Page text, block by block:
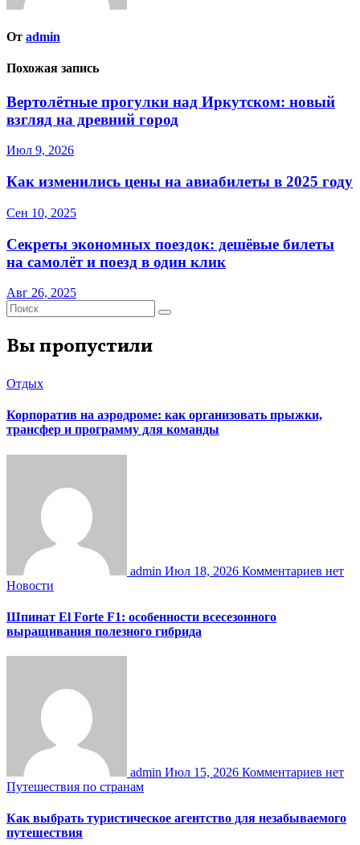
От admin
Похожая запись
Вертолётные прогулки над Иркутском: новый
взгляд на древний город
Июл 9, 2026
Как изменились цены на авиабилеты в 2025 году
Сен 10, 2025
Секреты экономных поездок: дешёвые билеты
на самолёт и поезд в один клик
Авг 26, 2025
Вы пропустили
Отдых
Корпоратив на аэродроме: как организовать прыжки,
трансфер и программу для команды
admin Июл 18, 2026 Комментариев нет
Новости
Шпинат El Forte F1: особенности всесезонного
выращивания полезного гибрида
admin Июл 15, 2026 Комментариев нет
Путешествия по странам
Как выбрать туристическое агентство для незабываемого
путешествия